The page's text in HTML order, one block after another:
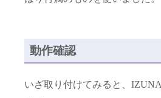
動作確認
いざ取り付けてみると、